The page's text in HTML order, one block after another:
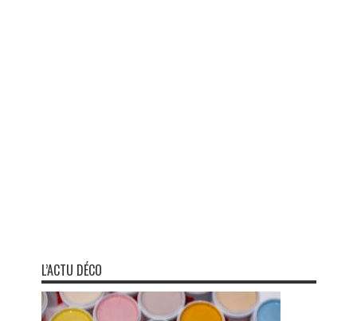
L’ACTU DÉCO